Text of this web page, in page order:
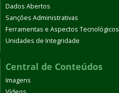
Dados Abertos
Sanções Administrativas
Ferramentas e Aspectos Tecnológicos
Unidades de Integridade
Central de Conteúdos
Imagens